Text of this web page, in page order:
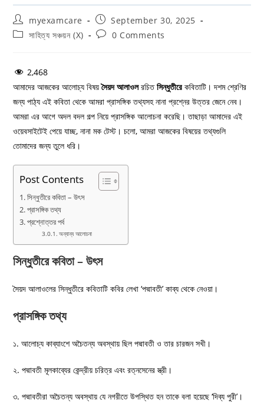
Post
author:
myexamcare
Post
published:
September 30, 2025
Postসাহিত্য সঞ্চয়ন (X)
Post0 Comments
2,468
আমাদের আজকের আলোচ্য বিষয়সৈয়দ আলাওলরচিতসিন্ধুতীরেকবিতাটি। দশম শ্রেণির
জন্য পাঠ্য এই কবিতা থেকে আমরা প্রাসঙ্গিক তথ্যসহ নানা প্রশ্নের উত্তর জেনে নেব।
আমরা এর আগে অদল বদল গল্প নিয়ে প্রাসঙ্গিক আলোচনা করেছি। তাছাড়া আমাদের এই
ওয়েবসাইটেই পেয়ে যাচ্ছ, নানা মক টেস্ট। চলো, আমরা আজকের বিষয়ের তথ্যগুলি
তোমাদের জন্য তুলে ধরি।
Post Contents
সিন্ধুতীরে কবিতা – উৎস
প্রাসঙ্গিক তথ্য
প্রশ্নোত্তর পর্ব
অন্যান্য আলোচনা
সিন্ধুতীরে কবিতা – উৎস
সৈয়দ আলাওলের সিন্ধুতীরে কবিতাটি কবির লেখা ‘পদ্মাবতী’ কাব্য থেকে নেওয়া।
প্রাসঙ্গিক তথ্য
১. আলোচ্য কাব্যাংশে অচৈতন্য অবস্থায় ছিল পদ্মাবতী ও তার চারজন সখী।
২. পদ্মাবতী মূলকাব্যের কেন্দ্রীয় চরিত্র এবং রত্নসেনের স্ত্রী।
৩. পদ্মাবতীরা অচৈতন্য অবস্থায় যে নগরীতে উপস্থিত হন তাকে বলা হয়েছে ‘দিব্য পুরী’।